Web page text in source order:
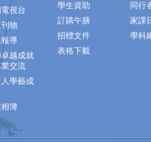
視台
物
導
越成就
交流
學藝成
簿
學生資助
訂購午膳
招標文件
表格下載
同行
家課
學科